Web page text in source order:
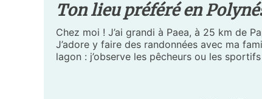
Ton lieu préféré en
Chez moi ! J’ai grandi à Paea, à 25 km de
J’adore y faire des randonnées avec ma
lagon : j’observe les pêcheurs ou les